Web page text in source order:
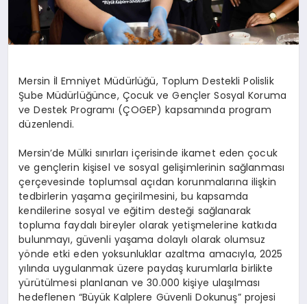
Mersin İl Emniyet Müdürlüğü, Toplum Destekli Polislik
Şube Müdürlüğünce, Çocuk ve Gençler Sosyal Koruma
ve Destek Programı (ÇOGEP) kapsamında program
düzenlendi.
Mersin’de Mülki sınırları içerisinde ikamet eden çocuk
ve gençlerin kişisel ve sosyal gelişimlerinin sağlanması
çerçevesinde toplumsal açıdan korunmalarına ilişkin
tedbirlerin yaşama geçirilmesini, bu kapsamda
kendilerine sosyal ve eğitim desteği sağlanarak
topluma faydalı bireyler olarak yetişmelerine katkıda
bulunmayı, güvenli yaşama dolaylı olarak olumsuz
yönde etki eden yoksunluklar azaltma amacıyla, 2025
yılında uygulanmak üzere paydaş kurumlarla birlikte
yürütülmesi planlanan ve 30.000 kişiye ulaşılması
hedeflenen “Büyük Kalplere Güvenli Dokunuş” projesi